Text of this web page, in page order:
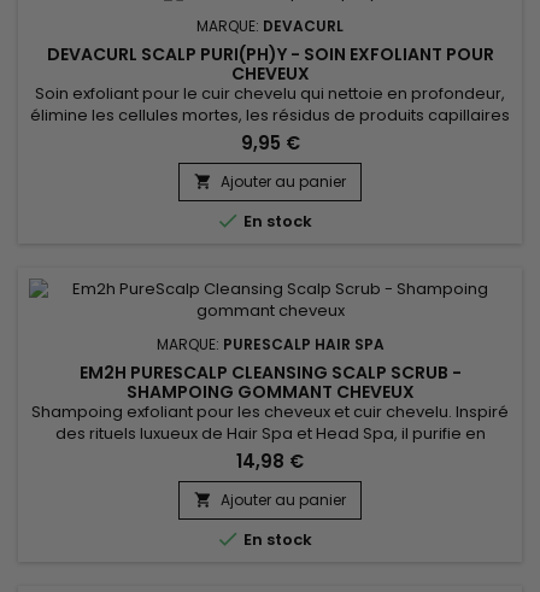
MARQUE: DEVACURL
DEVACURL SCALP PURI(PH)Y - SOIN EXFOLIANT POUR
CHEVEUX
Soin exfoliant pour le cuir chevelu qui nettoie en profondeur,
élimine les cellules mortes, les résidus de produits capillaires
et les impuretés. DevaCurl Scalp Puri(pH)y stimule la
circulation sanguine du cuir chevelu pour favoriser une
meilleure croissance des cheveux, renforce la tige capillaire
et évite la casse. Grâce à sa formule riche en...
9,95 €
 Ajouter au panier
 En stock
MARQUE: PURESCALP HAIR SPA
EM2H PURESCALP CLEANSING SCALP SCRUB -
SHAMPOING GOMMANT CHEVEUX
Shampoing exfoliant pour les cheveux et cuir chevelu. Inspiré
des rituels luxueux de Hair Spa et Head Spa, il purifie en
profondeur, nettoie délicatement le cuir chevelu et revitalise
la fibre. Grâce à sa formule enrichie en extrait de Sel marin,
Em2h PureScalp Gommage débarrasse le cuir chevelu des
cellules mortes, de l'excès de sébum et des résidus de...
14,98 €
 Ajouter au panier
 En stock